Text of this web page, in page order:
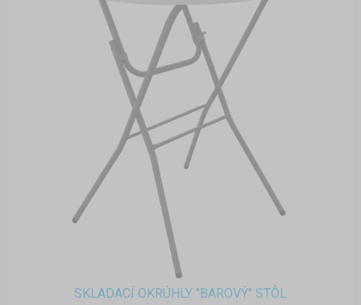
SKLADACÍ OKRÚHLY "BAROVÝ" STÔL